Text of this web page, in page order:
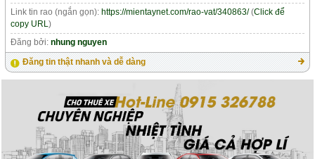
Link tin rao (ngắn gọn): https://mientaynet.com/rao-vat/340863/(Click để
copy URL)
Đăng bởi:nhung nguyen
Đăng tin thật nhanh và dễ dàng